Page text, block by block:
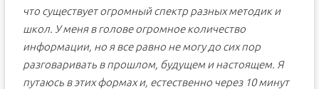
что существует огромный спектр разных методик и
школ. У меня в голове огромное количество
информации, но я все равно не могу до сих пор
разговаривать в прошлом, будущем и настоящем. Я
путаюсь в этих формах и, естественно через 10 минут